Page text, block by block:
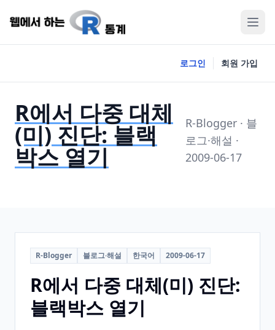
로그인 회원 가입
R에서 다중 대체
(미) 진단: 블랙
박스 열기
R-Blogger · 블
로그·해설 ·
2009-06-17
R-Blogger 블로그·해설 한국어 2009-06-17
R에서 다중 대체(미) 진단:
블랙박스 열기